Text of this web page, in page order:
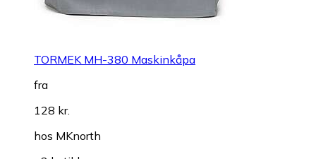
TORMEK MH-380 Maskinkåpa
fra
128 kr.
hos MKnorth